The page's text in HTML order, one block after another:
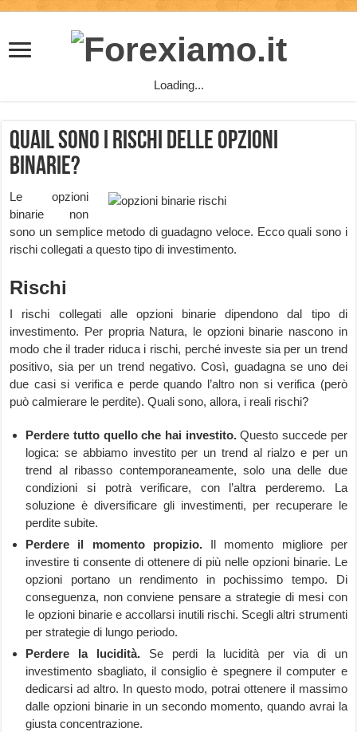
Loading...
Quail sono i rischi delle opzioni
binarie?
Le opzioni
binarie non
sono un semplice metodo di guadagno veloce. Ecco quali sono i
rischi collegati a questo tipo di investimento.
Rischi
I rischi collegati alle opzioni binarie dipendono dal tipo di
investimento. Per propria Natura, le opzioni binarie nascono in
modo che il trader riduca i rischi, perché investe sia per un trend
positivo, sia per un trend negativo. Così, guadagna se uno dei
due casi si verifica e perde quando l’altro non si verifica (però
può calmierare le perdite). Quali sono, allora, i reali rischi?
Perdere tutto quello che hai investito.Questo succede per
logica: se abbiamo investito per un trend al rialzo e per un
trend al ribasso contemporaneamente, solo una delle due
condizioni si potrà verificare, con l’altra perderemo. La
soluzione è diversificare gli investimenti, per recuperare le
perdite subite.
Perdere il momento propizio. Il momento migliore per
investire ti consente di ottenere di più nelle opzioni binarie. Le
opzioni portano un rendimento in pochissimo tempo. Di
conseguenza, non conviene pensare a strategie di mesi con
le opzioni binarie e accollarsi inutili rischi. Scegli altri strumenti
per strategie di lungo periodo.
Perdere la lucidità. Se perdi la lucidità per via di un
investimento sbagliato, il consiglio è spegnere il computer e
dedicarsi ad altro. In questo modo, potrai ottenere il massimo
dalle opzioni binarie in un secondo momento, quando avrai la
giusta concentrazione.